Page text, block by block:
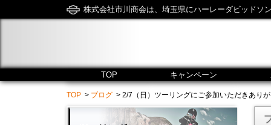
株式会社市川商会は、埼玉県にハーレーダビッドソ
TOP キャンペーン
TOP > ブログ > 2/7（日）ツーリングにご参加いただきあり